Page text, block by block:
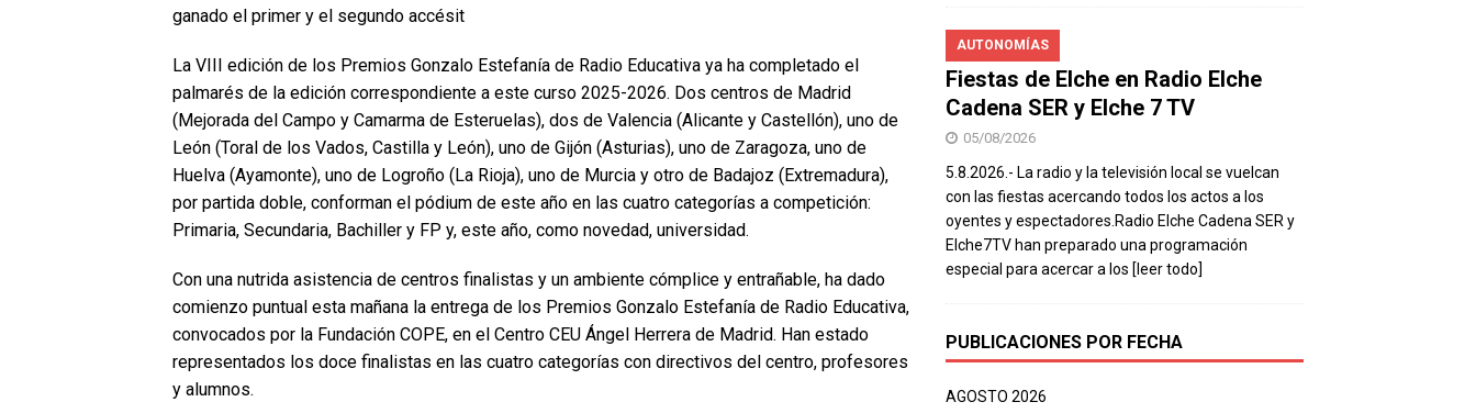
ganado el primer y el segundo accésit
La VIII edición de los Premios Gonzalo Estefanía de Radio Educativa ya ha completado el
palmarés de la edición correspondiente a este curso 2025-2026. Dos centros de Madrid
(Mejorada del Campo y Camarma de Esteruelas), dos de Valencia (Alicante y Castellón), uno de
León (Toral de los Vados, Castilla y León), uno de Gijón (Asturias), uno de Zaragoza, uno de
Huelva (Ayamonte), uno de Logroño (La Rioja), uno de Murcia y otro de Badajoz (Extremadura),
por partida doble, conforman el pódium de este año en las cuatro categorías a competición:
Primaria, Secundaria, Bachiller y FP y, este año, como novedad, universidad.
Con una nutrida asistencia de centros finalistas y un ambiente cómplice y entrañable, ha dado
comienzo puntual esta mañana la entrega de los Premios Gonzalo Estefanía de Radio Educativa,
convocados por la Fundación COPE, en el Centro CEU Ángel Herrera de Madrid. Han estado
representados los doce finalistas en las cuatro categorías con directivos del centro, profesores
y alumnos.
AUTONOMÍAS
Fiestas de Elche en Radio Elche
Cadena SER y Elche 7 TV
05/08/2026
5.8.2026.- La radio y la televisión local se vuelcan
con las fiestas acercando todos los actos a los
oyentes y espectadores.Radio Elche Cadena SER y
Elche7TV han preparado una programación
especial para acercar a los [leer todo]
PUBLICACIONES POR FECHA
AGOSTO 2026